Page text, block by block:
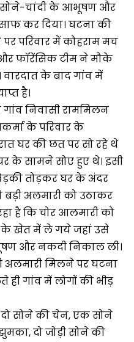
चांदी के आभूषण और
कर दिया। घटना की
परिवार में कोहराम मच
फॉरेंसिक टीम ने मौके
वारदात के बाद गांव में
है।
निवासी राममिलन
के परिवार के
घर की छत पर सो रहे थे
के सामने सोए हुए थे। इसी
तोड़कर घर के अंदर
अलमारी को उठाकर
है कि चोर आलमारी को
के खेत में ले गये जहां उसे
और नकदी निकाल ली।
मिलने पर घटना
ही गांव में लोगों की भीड़
दो सोने की चेन, एक सोने
दो जोड़ी सोने की